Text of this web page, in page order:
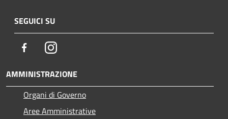
SEGUICI SU
FacebookInstagram
AMMINISTRAZIONE
Organi di Governo
Aree Amministrative